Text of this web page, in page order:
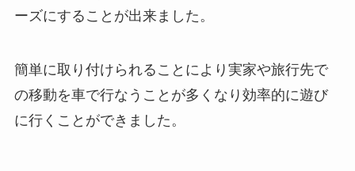
ーズにすることが出来ました。
簡単に取り付けられることにより実家や旅行先で
の移動を車で行なうことが多くなり効率的に遊び
に行くことができました。